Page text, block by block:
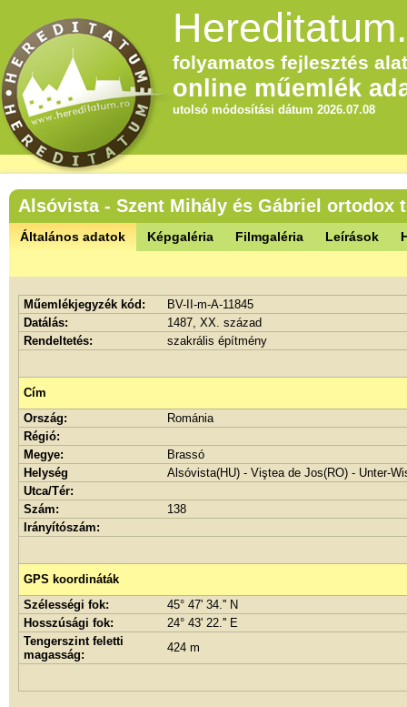
folyamatos fejlesztés
online műemlék
utolsó módosítási dátum 2026.07.08
Alsóvista - Szent Mihály és Gábriel ortodox
Általános adatok Képgaléria Filmgaléria Leírások
Műemlékjegyzék kód:
BV-II-m-A-11845
Datálás:
1487, XX. század
Rendeltetés:
szakrális építmény
Cím
Ország:
Románia
Régió:
Megye:
Brassó
Helység
Alsóvista(HU) - Viştea de Jos(RO) - Unter-
Utca/Tér:
Szám:
138
Irányítószám:
GPS koordináták
Szélességi fok:
45° 47' 34.'' N
Hosszúsági fok:
24° 43' 22.'' E
Tengerszint feletti
magasság:
424 m